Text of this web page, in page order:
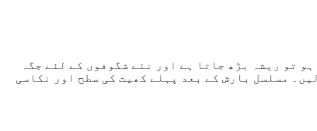
تو ریشہ بڑھ جاتا ہے اور نئے شگوفوں کے لئے جگہ
مسلسل بارش کے بعد پہلے کھیت کی سطح اور نکاسی